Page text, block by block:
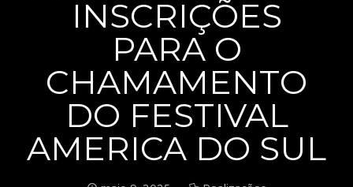
INSCRIÇÕES
PARA O
CHAMAMENTO
DO FESTIVAL
AMERICA DO SUL